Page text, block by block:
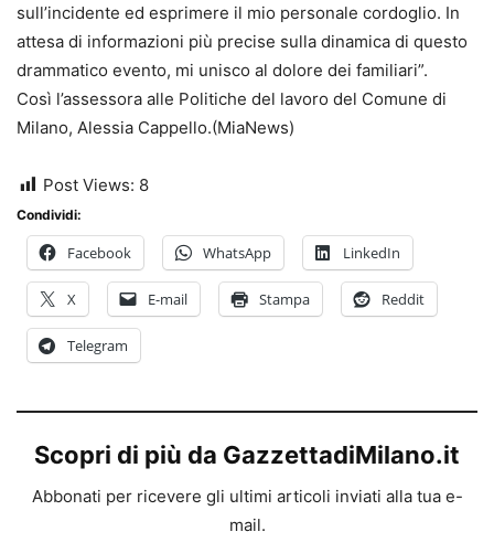
sull’incidente ed esprimere il mio personale cordoglio. In
attesa di informazioni più precise sulla dinamica di questo
drammatico evento, mi unisco al dolore dei familiari”.
Così l’assessora alle Politiche del lavoro del Comune di
Milano, Alessia Cappello.(MiaNews)
Post Views: 8
Condividi:
Facebook WhatsApp LinkedIn
X E-mail Stampa Reddit
Telegram
Scopri di più da GazzettadiMilano.it
Abbonati per ricevere gli ultimi articoli inviati alla tua e-
mail.